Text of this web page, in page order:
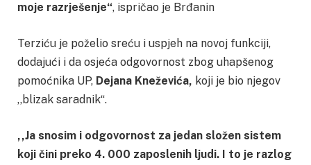
moje razrješenje“, ispričao je Brđanin
Terziću je poželio sreću i uspjeh na novoj funkciji,
dodajući i da osjeća odgovornost zbog uhapšenog
pomoćnika UP, Dejana Kneževića, koji je bio njegov
,,blizak saradnik“.
,,Ja snosim i odgovornost za jedan složen sistem
koji čini preko 4. 000 zaposlenih ljudi. I to je razlog